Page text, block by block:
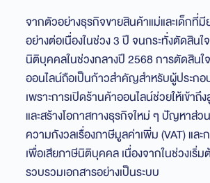
จากตัวอย่างธุรกิจขายสินค้าแม่และเด็กที่มี
อย่างต่อเนื่องในช่วง 3 ปี จนกระทั่งตัดสินใ
นิติบุคคลในช่วงกลางปี 2568 การตัดสินใ
ออนไลน์ถือเป็นก้าวสำคัญสำหรับผู้ประกอ
เพราะการเปิดร้านค้าออนไลน์ช่วยให้เข้าถึ
และสร้างโอกาสทางธุรกิจใหม่ ๆ ปัญหาส่
ความกังวลเรื่องภาษีมูลค่าเพิ่ม (VAT) แล
เพื่อเสียภาษีนิติบุคคล เนื่องจากในช่วงเริ่ม
รวบรวมเอกสารอย่างเป็นระบบ